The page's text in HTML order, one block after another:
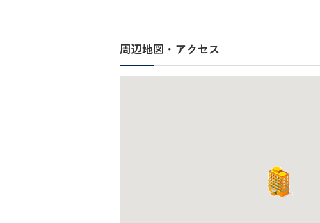
周辺地図・アクセス